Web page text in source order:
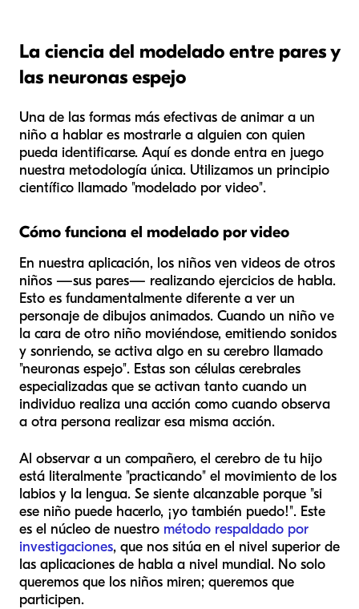
La ciencia del modelado entre pares y
las neuronas espejo
Una de las formas más efectivas de animar a un
niño a hablar es mostrarle a alguien con quien
pueda identificarse. Aquí es donde entra en juego
nuestra metodología única. Utilizamos un principio
científico llamado "modelado por video".
Cómo funciona el modelado por video
En nuestra aplicación, los niños ven videos de otros
niños —sus pares— realizando ejercicios de habla.
Esto es fundamentalmente diferente a ver un
personaje de dibujos animados. Cuando un niño ve
la cara de otro niño moviéndose, emitiendo sonidos
y sonriendo, se activa algo en su cerebro llamado
"neuronas espejo". Estas son células cerebrales
especializadas que se activan tanto cuando un
individuo realiza una acción como cuando observa
a otra persona realizar esa misma acción.
Al observar a un compañero, el cerebro de tu hijo
está literalmente "practicando" el movimiento de los
labios y la lengua. Se siente alcanzable porque "si
ese niño puede hacerlo, ¡yo también puedo!". Este
es el núcleo de nuestro método respaldado por
investigaciones, que nos sitúa en el nivel superior de
las aplicaciones de habla a nivel mundial. No solo
queremos que los niños miren; queremos que
participen.